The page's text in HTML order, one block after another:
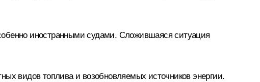
иностранными судами. Сложившаяся ситуация
видов топлива и возобновляемых источников энергии.